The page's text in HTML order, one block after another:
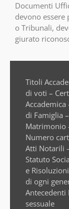
Documenti
devono essere
o Tribunali,
giurato
Titoli
di voti –
di Famiglia
Matrimonio
Numero
Atti Notarili
Statuto
e
di ogni
Antecedenti
sessuale